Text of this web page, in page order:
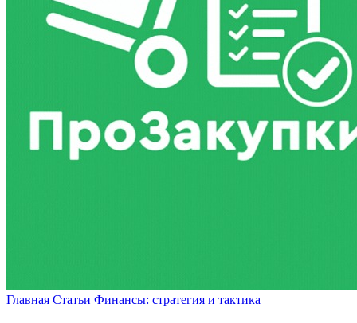
Главная Статьи Финансы: стратегия и тактика